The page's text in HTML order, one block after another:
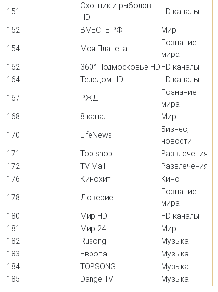
151
Охотник и рыболов
HD
HD каналы
152
ВМЕСТЕ РФ
Мир
154
Моя Планета
Познание
мира
162
360° Подмосковье HD HD каналы
164
Теледом HD
HD каналы
167
РЖД
Познание
мира
168
8 канал
Мир
170
LifeNews
Бизнес,
новости
171
Top shop
Развлечения
172
TV Mall
Развлечения
176
Кинохит
Кино
178
Доверие
Познание
мира
180
Мир HD
HD каналы
181
Мир 24
Мир
182
Rusong
Музыка
183
Европа+
Музыка
184
TOPSONG
Музыка
185
Dange TV Музыка